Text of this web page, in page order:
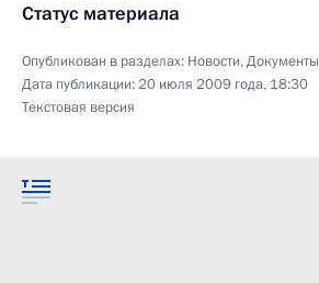
Статус материала
Опубликован в разделах: Новости,Документы
Дата публикации:20 июля 2009 года, 18:30
Текстовая версия